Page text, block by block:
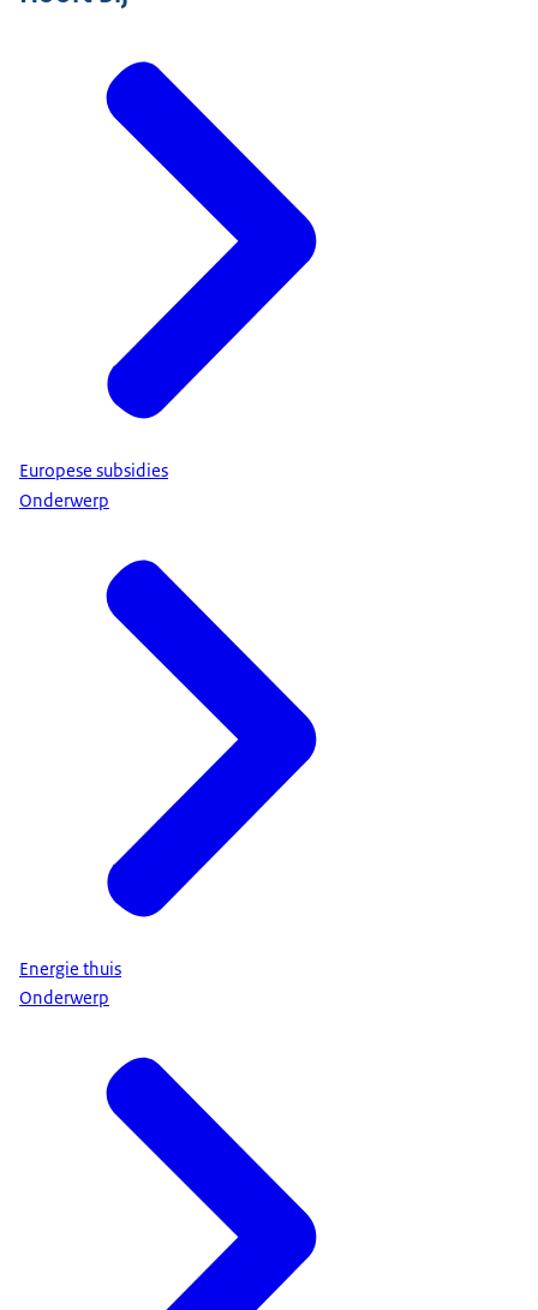
Europese subsidies
Onderwerp
Energie thuis
Onderwerp